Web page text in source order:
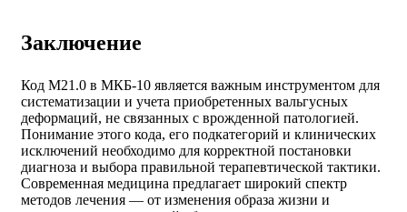
Заключение
Код M21.0 в МКБ-10 является важным инструментом для
систематизации и учета приобретенных вальгусных
деформаций, не связанных с врожденной патологией.
Понимание этого кода, его подкатегорий и клинических
исключений необходимо для корректной постановки
диагноза и выбора правильной терапевтической тактики.
Современная медицина предлагает широкий спектр
методов лечения — от изменения образа жизни и